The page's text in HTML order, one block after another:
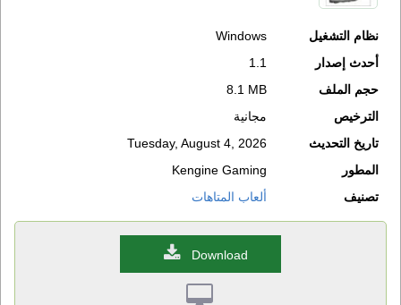
نظام التشغيل
Windows
أحدث إصدار
1.1
حجم الملف
8.1 MB
الترخيص
مجانية
تاريخ التحديث
Tuesday, August 4, 2026
المطور
Kengine Gaming
تصنيف
ألعاب المتاهات
Download